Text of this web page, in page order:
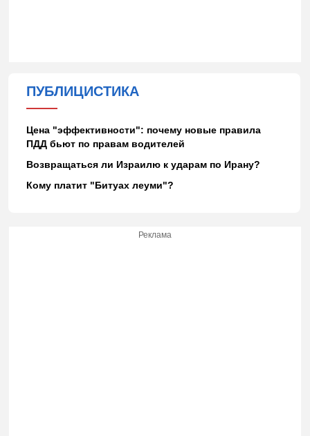
ПУБЛИЦИСТИКА
Цена "эффективности": почему новые правила
ПДД бьют по правам водителей
Возвращаться ли Израилю к ударам по Ирану?
Кому платит "Битуах леуми"?
Реклама